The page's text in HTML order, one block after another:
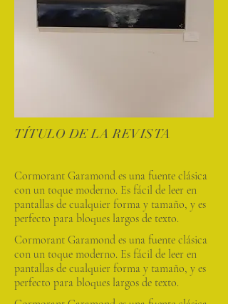
TÍTULO DE LA REVISTA
Cormorant Garamond es una fuente clásica
con un toque moderno. Es fácil de leer en
pantallas de cualquier forma y tamaño, y es
perfecto para bloques largos de texto.
Cormorant Garamond es una fuente clásica
con un toque moderno. Es fácil de leer en
pantallas de cualquier forma y tamaño, y es
perfecto para bloques largos de texto.